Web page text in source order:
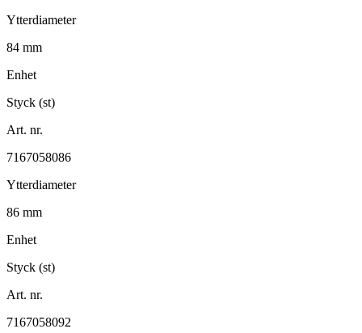
Ytterdiameter
84 mm
Enhet
Styck (st)
Art. nr.
7167058086
Ytterdiameter
86 mm
Enhet
Styck (st)
Art. nr.
7167058092